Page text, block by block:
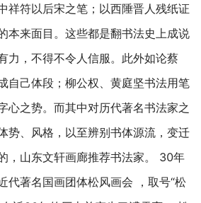
祥符以后宋之笔；以西陲晋人残纸证
本来面目。这些都是翻书法史上成说
力，不得不令人信服。此外如论蔡
自己体段；柳公权、黄庭坚书法用笔
心之势。而其中对历代著名书法家之
势、风格，以至辨别书体源流，变迁
，山东文轩画廊推荐书法家。 30年
代著名国画团体松风画会 ，取号“松